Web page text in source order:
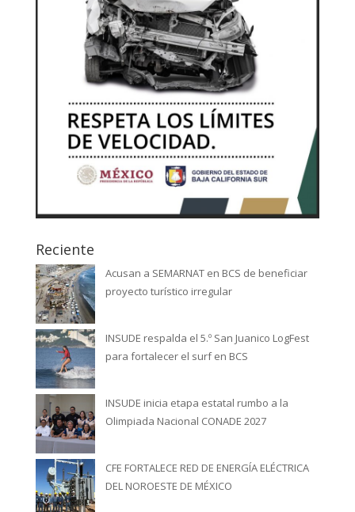
Reciente
Acusan a SEMARNAT en BCS de beneficiar
proyecto turístico irregular
INSUDE respalda el 5.º San Juanico LogFest
para fortalecer el surf en BCS
INSUDE inicia etapa estatal rumbo a la
Olimpiada Nacional CONADE 2027
CFE FORTALECE RED DE ENERGÍA ELÉCTRICA
DEL NOROESTE DE MÉXICO